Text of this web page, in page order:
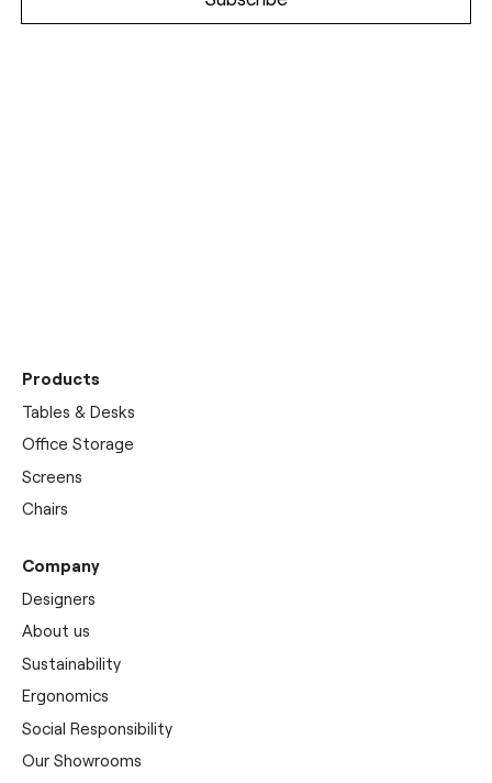
Products
Tables & Desks
Office Storage
Screens
Chairs
Company
Designers
About us
Sustainability
Ergonomics
Social Responsibility
Our Showrooms